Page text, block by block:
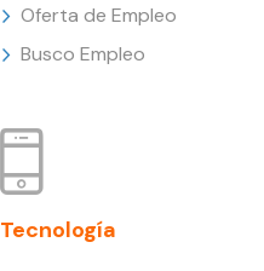
Oferta de Empleo
Busco Empleo
Tecnología